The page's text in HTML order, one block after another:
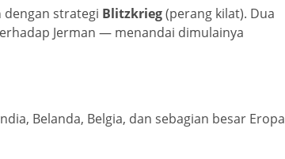
dengan strategi Blitzkrieg(perang kilat). Dua
Jerman — menandai dimulainya
Belanda, Belgia, dan sebagian besar Eropa